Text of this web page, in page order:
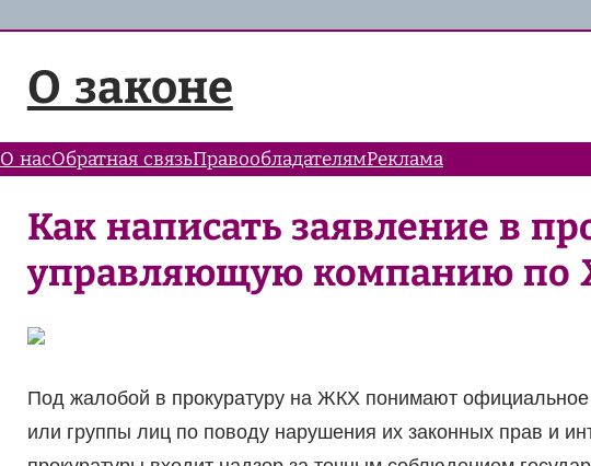
содержимому
О законе
О насОбратная связьПравообладателямРеклама
Как написать заявление в
управляющую компанию
Под жалобой в прокуратуру на ЖКХ понимают
или группы лиц по поводу нарушения их законных прав и